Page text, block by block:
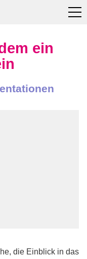
ein
die Einblick in das